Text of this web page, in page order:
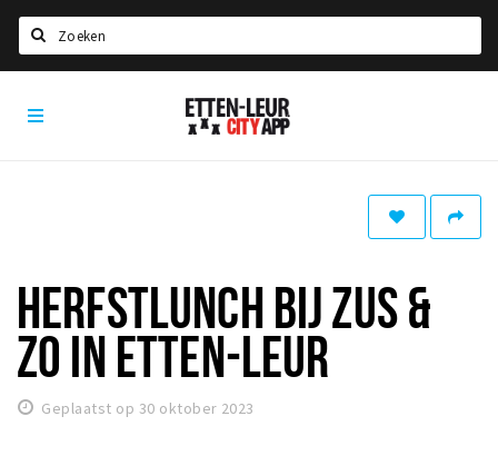
Home
Eten
Drinken
Slapen
Etten-
Leur
HERFSTLUNCH BIJ ZUS &
ZO IN ETTEN-LEUR
Geplaatst op 30 oktober 2023